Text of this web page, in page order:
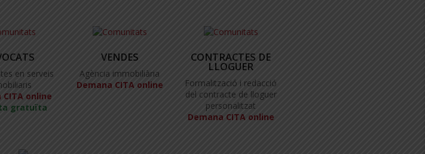
en serveis
CITA online
gratuïta
VENDES
Agència immobiliària
Demana CITA online
CONTRACTES DE
LLOGUER
Formalització i redacció
del contracte de lloguer
personalitzat
Demana CITA online